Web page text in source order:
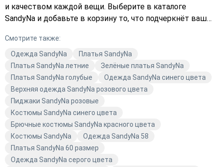
и качеством каждой вещи. Выберите в каталоге
SandyNa и добавьте в корзину то, что подчеркнёт вашу
выбор в моде!
Смотрите также:
Одежда SandyNa
Платья SandyNa
Платья SandyNa летние
Зелёные платья SandyNa
Платья SandyNa голубые
Одежда SandyNa синего цвета
Верхняя одежда SandyNa розового цвета
Пиджаки SandyNa розовые
Костюмы SandyNa синего цвета
Брючные костюмы SandyNa красного цвета
Костюмы SandyNa
Одежда SandyNa 58
Платья SandyNa 60 размер
Одежда SandyNa серого цвета